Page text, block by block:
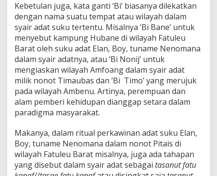
Kebetulan juga, kata ganti ‘Bi’ biasanya dilekatkan
dengan nama suatu tempat atau wilayah dalam
syair adat suku tertentu. Misalnya ‘Bi Bane’ untuk
menyebut kampung Hubane di wilayah Fatuleu
Barat oleh suku adat Elan, Boy, tuname Nenomana
dalam syair adatnya, atau ‘Bi Nonij’ untuk
mengiaskan wilayah Amfoang dalam syair adat
milik nonot Timaubas dan ‘Bi Timo’ yang merujuk
pada wilayah Ambenu. Artinya, perempuan dan
alam pemberi kehidupan dianggap setara dalam
paradigma masyarakat.
Makanya, dalam ritual perkawinan adat suku Elan,
Boy, tuname Nenomana dalam nonot Pitais di
wilayah Fatuleu Barat misalnya, juga ada tahapan
yang disebut dalam syair adat sebagai tasanut fatu